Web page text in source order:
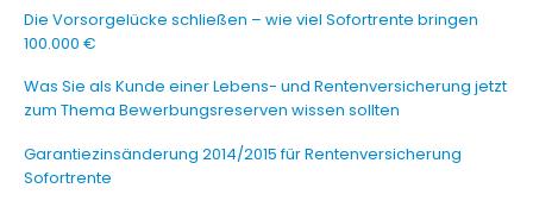
Die Vorsorgelücke schließen – wie viel Sofortrente bringen
100.000 €
Was Sie als Kunde einer Lebens- und Rentenversicherung jetzt
zum Thema Bewerbungsreserven wissen sollten
Garantiezinsänderung 2014/2015 für Rentenversicherung
Sofortrente